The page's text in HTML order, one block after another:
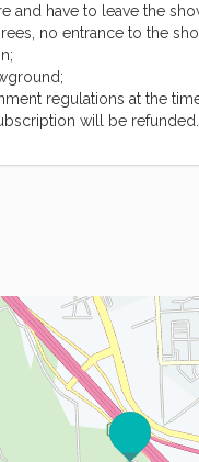
and have to leave the
no entrance to the
regulations at the
will be refunded.